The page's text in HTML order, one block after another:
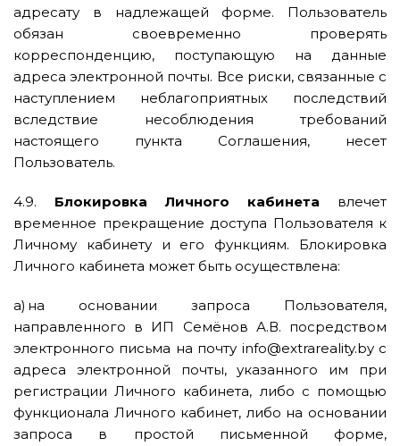
адресату в надлежащей форме. Пользователь
обязан своевременно проверять
корреспонденцию, поступающую на данные
адреса электронной почты. Все риски, связанные с
наступлением неблагоприятных последствий
вследствие несоблюдения требований
настоящего пункта Соглашения, несет
Пользователь.
4.9. Блокировка Личного кабинета влечет
временное прекращение доступа Пользователя к
Личному кабинету и его функциям. Блокировка
Личного кабинета может быть осуществлена:
а) на основании запроса Пользователя,
направленного в ИП Семёнов А.В. посредством
электронного письма на почту info@extrareality.by с
адреса электронной почты, указанного им при
регистрации Личного кабинета, либо с помощью
функционала Личного кабинет, либо на основании
запроса в простой письменной форме,